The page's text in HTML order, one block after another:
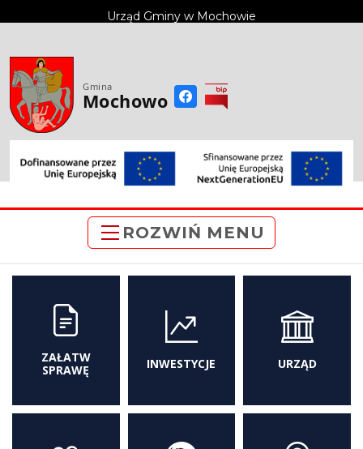
treści
Urząd Gminy w Mochowie
Gmina
Mochowo
ROZWIŃ MENU
ZAŁATW
SPRAWĘ
INWESTYCJE URZĄD